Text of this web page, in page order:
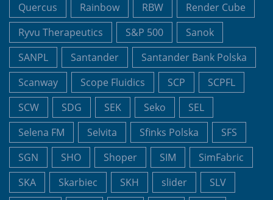
Quercus
Rainbow RBW
Render Cube
Ryvu Therapeutics
S&P 500
Sanok
SANPL
Santander
Santander Bank Polska
Scanway
Scope Fluidics SCP
SCPFL
SCW
SDG SEK Seko
SEL
Selena FM
Selvita Sfinks Polska
SFS
SGN
SHO Shoper SIM
SimFabric
SKA
Skarbiec SKH slider
SLV